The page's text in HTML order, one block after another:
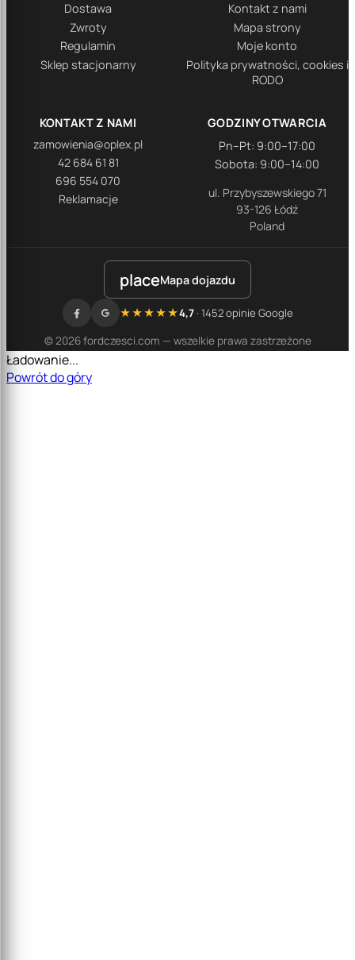
Dostawa
Zwroty
Regulamin
Sklep stacjonarny
Kontakt z nami
Mapa strony
Moje konto
Polityka prywatności, cookies i
RODO
KONTAKT Z NAMI
zamowienia@oplex.pl
42 684 61 81
696 554 070
Reklamacje
GODZINY OTWARCIA
Pn–Pt: 9:00–17:00
Sobota: 9:00–14:00
ul. Przybyszewskiego 71
93-126 Łódź
Poland
placeMapa dojazdu
© 2026 fordczesci.com — wszelkie prawa zastrzeżone
★★★★★4,7· 1452 opinie Google
Ładowanie...
Powrót do góry